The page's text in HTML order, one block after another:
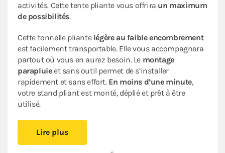
activités. Cette tente pliante vous offrira un maximum
de possibilités.
Cette tonnelle pliante légère au faible encombrement
est facilement transportable. Elle vous accompagnera
partout où vous en aurez besoin. Le montage
parapluieet sans outil permet de s’installer
rapidement et sans effort. En moins d’une minute,
votre stand pliant est monté, déplié et prêt à être
utilisé.
320gr/m² est renforcée au niveau des angles. Elle est
complètement étanche
Lire plus